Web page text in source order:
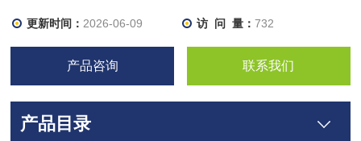
更新时间： 2026-06-09 访 问 量： 732
产品咨询 联系我们
产品目录